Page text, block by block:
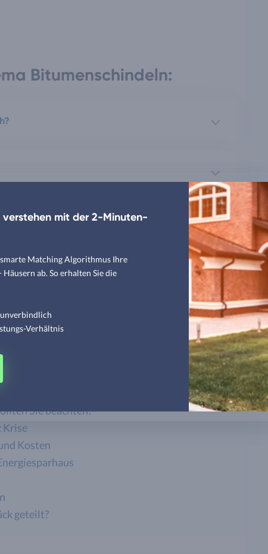
Bitumenschindeln:
Ratgeber
ab 2021
Sparpotenziale nutzen
Sie beachten!
Krise
Kosten
geteilt?
verstehen mit der 2-Minuten-
Matching Algorithmus Ihre
ab. So erhalten Sie die
Verhältnis